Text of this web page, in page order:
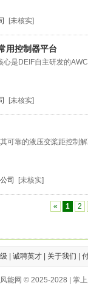
[未核实]
用控制器平台
心是DEIF自主研发的
[未核实]
可靠的液压变桨距控制
司
[未核实]
« 1 2
诚聘英才| 关于我们
风能网 © 2025-2028 | 掌